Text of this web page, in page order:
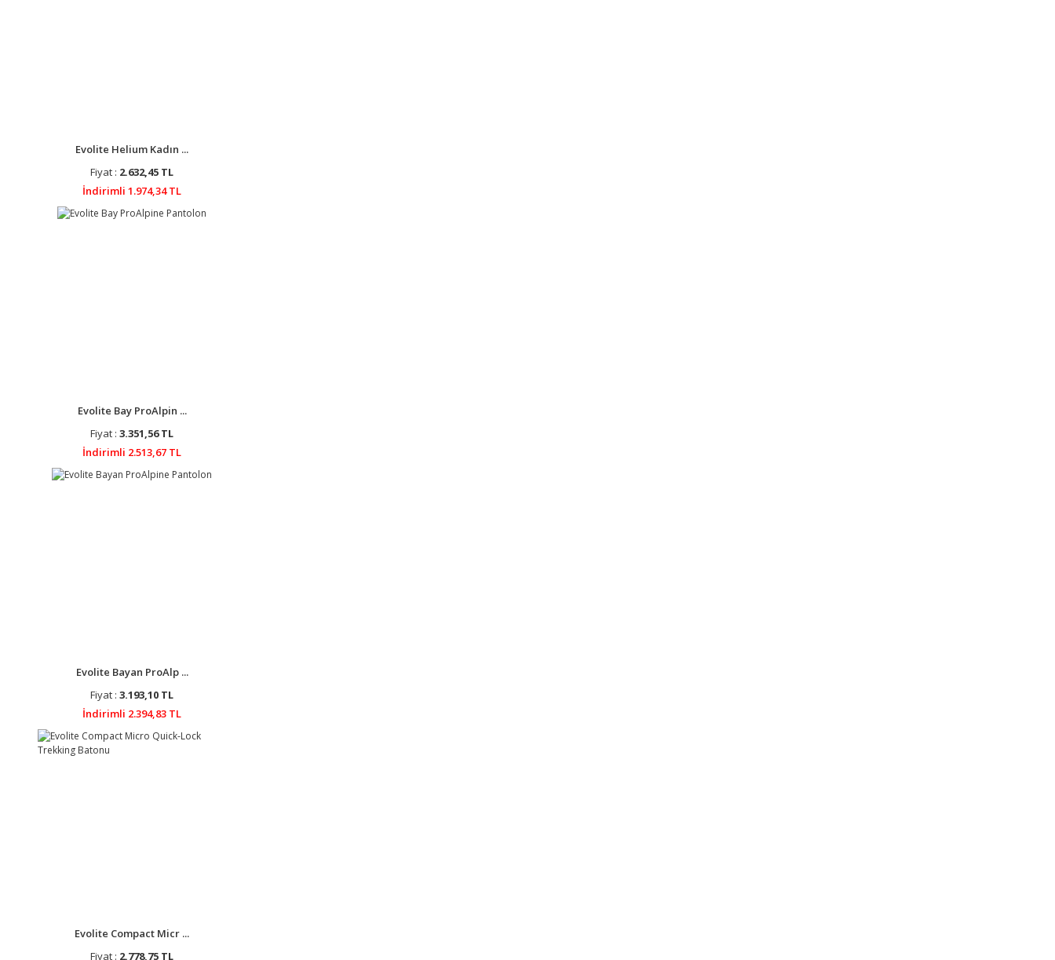
Evolite Helium Kadın ...
Fiyat : 2.632,45 TL
İndirimli 1.974,34 TL
Evolite Bay ProAlpin ...
Fiyat : 3.351,56 TL
İndirimli 2.513,67 TL
Evolite Bayan ProAlp ...
Fiyat : 3.193,10 TL
İndirimli 2.394,83 TL
Evolite Compact Micr ...
Fiyat : 2.778,75 TL